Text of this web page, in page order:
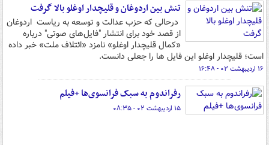
تنش بین اردوغان و قلیچدار اوغلو بالا گرفت
درحالی که حزب عدالت و توسعه به ریاست اردوغان
از قصد خود برای انتشار "فایل‌های صوتی" درباره
«کمال قلیچدار اوغلو» نامزد «ائتلاف ملت» خبر داده
است؛ قلیچدار اوغلو این فایل ها را جعلی دانست.
۱۶ اردیبهشت ۰۲ - ۱۶:۴۸
رفراندوم به سبک فرانسوی‌ها +فیلم
۱۵ اردیبهشت ۰۲ - ۰۸:۳۵